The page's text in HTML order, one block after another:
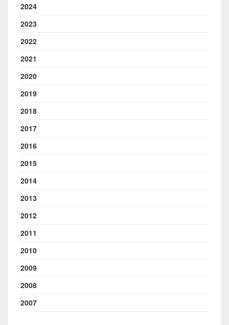
2024
2023
2022
2021
2020
2019
2018
2017
2016
2015
2014
2013
2012
2011
2010
2009
2008
2007